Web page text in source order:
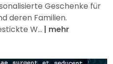
Geschenke für
deren Familien.
W... | mehr